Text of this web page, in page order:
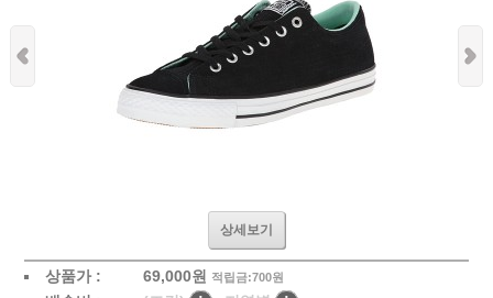
상세보기
상품가 : 69,000원 적립금:700원